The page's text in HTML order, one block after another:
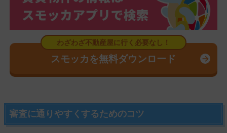
スモッカを無料ダウンロード
審査に通りやすくするためのコツ